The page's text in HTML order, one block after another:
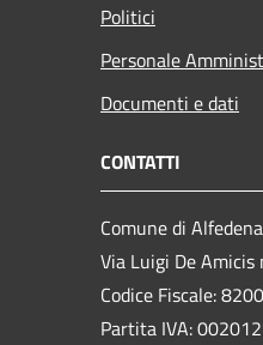
Politici
Personale
Documenti e dati
CONTATTI
Comune di Alfedena
Via Luigi De Amicis
Codice Fiscale:
Partita IVA: